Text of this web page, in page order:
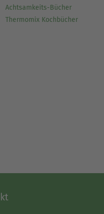
Achtsamkeits-Bücher
Thermomix Kochbücher